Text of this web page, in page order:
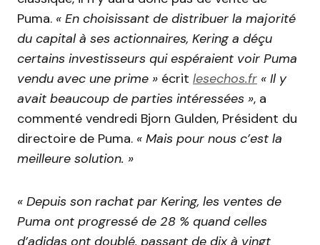
Puma. « En choisissant de distribuer la majorité
du capital à ses actionnaires, Kering a déçu
certains investisseurs qui espéraient voir Puma
vendu avec une prime » écrit lesechos.fr « Il y
avait beaucoup de parties intéressées », a
commenté vendredi Bjorn Gulden, Président du
directoire de Puma. « Mais pour nous c’est la
meilleure solution. »
« Depuis son rachat par Kering, les ventes de
Puma ont progressé de 28 % quand celles
d’adidas ont doublé, passant de dix à vingt